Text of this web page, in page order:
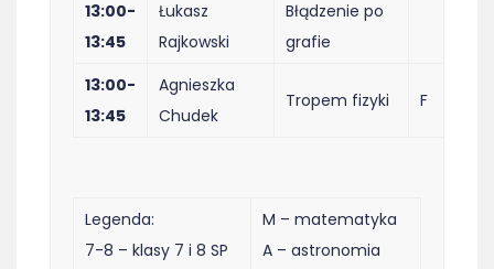
13:00-
13:45
Łukasz
Rajkowski
Błądzenie po
grafie
13:00-
13:45
Agnieszka
Chudek
Tropem fizyki F
Legenda:
7-8 – klasy 7 i 8 SP
M – matematyka
A – astronomia